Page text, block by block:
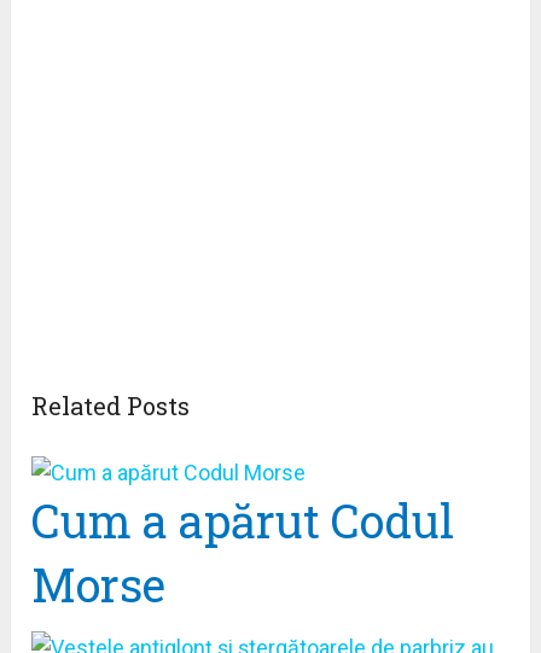
Related Posts
Cum a apărut Codul
Morse